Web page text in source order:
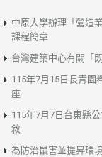
中原大學辦理「營造
課程簡章
台灣建築中心有關「
115年7月15日長青園
座
115年7月7日台東縣
敘
為防治鼠害並提昇環